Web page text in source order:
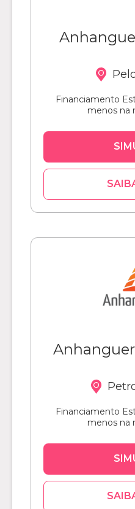
Financiamento
menos na
Financiamento
menos na